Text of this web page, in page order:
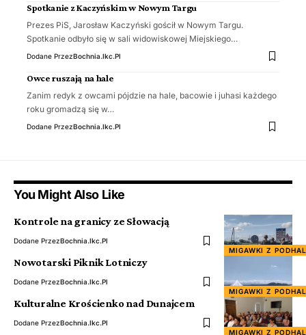
Spotkanie z Kaczyńskim w Nowym Targu
Prezes PiS, Jarosław Kaczyński gościł w Nowym Targu.
Spotkanie odbyło się w sali widowiskowej Miejskiego…
Dodane PrzezBochnia.ikc.pl
Owce ruszają na hale
Zanim redyk z owcami pójdzie na hale, bacowie i juhasi każdego
roku gromadzą się w…
Dodane PrzezBochnia.ikc.pl
You Might Also Like
MIGAWKI Z
Kontrole na granicy ze Słowacją
Dodane PrzezBochnia.ikc.pl
MIGAWKI Z
Nowotarski Piknik Lotniczy
Dodane PrzezBochnia.ikc.pl
MIGAWKI Z
Kulturalne Krościenko nad Dunajcem
Dodane PrzezBochnia.ikc.pl